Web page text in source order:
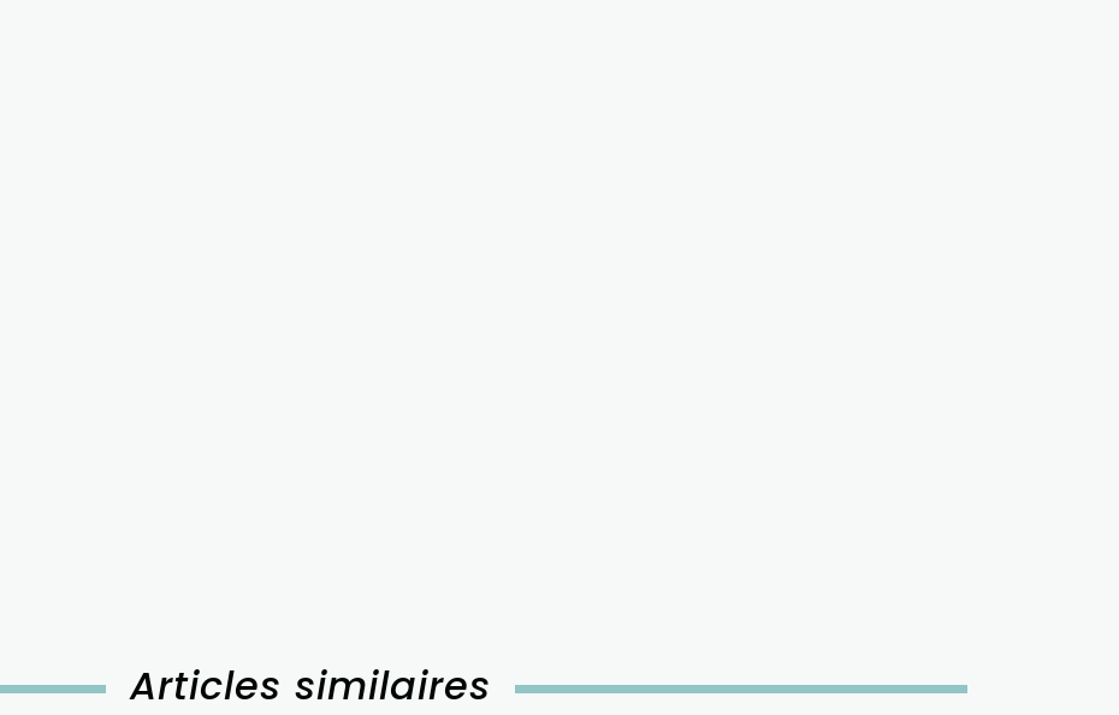
Articles similaires